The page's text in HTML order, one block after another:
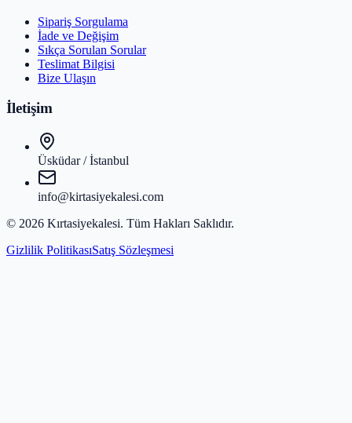
Sipariş Sorgulama
İade ve Değişim
Sıkça Sorulan Sorular
Teslimat Bilgisi
Bize Ulaşın
İletişim
Üsküdar / İstanbul
info@kirtasiyekalesi.com
© 2026 Kırtasiyekalesi. Tüm Hakları Saklıdır.
Gizlilik PolitikasıSatış Sözleşmesi